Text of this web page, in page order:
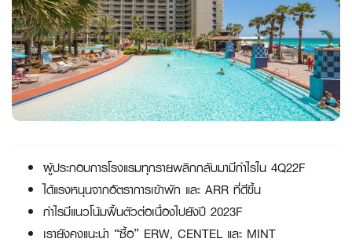
ผู้ประกอบการโรงแรมทุกรายพลิกกลับมามีกำไรใน 4Q22F
ได้แรงหนุนจากอัตราการเข้าพัก และ ARR ที่ดีขึ้น
กำไรมีแนวโน้มฟื้นตัวต่อเนื่องไปยังปี 2023F
เรายังคงแนะนำ “ซื้อ” ERW, CENTEL และ MINT